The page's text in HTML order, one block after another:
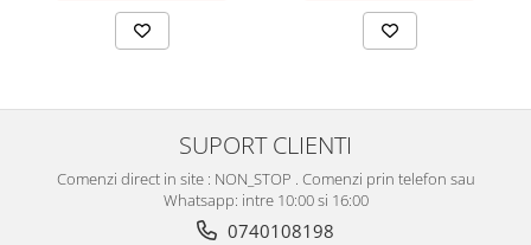
SUPORT CLIENTI
Comenzi direct in site : NON_STOP . Comenzi prin telefon sau
Whatsapp: intre 10:00 si 16:00
0740108198